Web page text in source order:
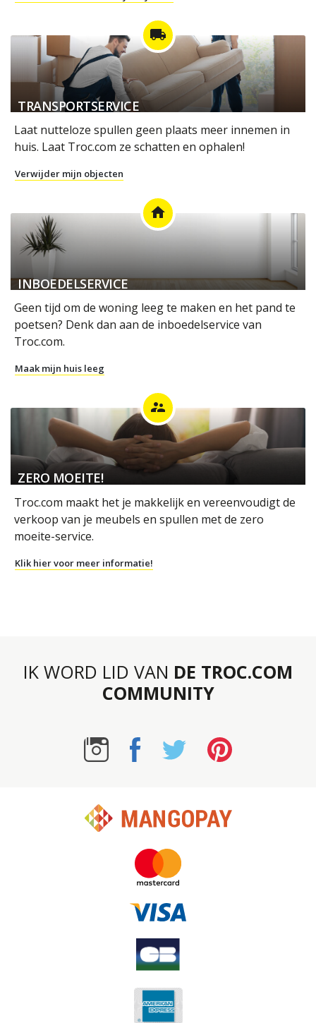
local_shipping
TRANSPORTSERVICE
Laat nutteloze spullen geen plaats meer innemen in
huis. Laat Troc.com ze schatten en ophalen!
Verwijder mijn objecten
home
INBOEDELSERVICE
Geen tijd om de woning leeg te maken en het pand te
poetsen? Denk dan aan de inboedelservice van
Troc.com.
Maak mijn huis leeg
supervisor_account
ZERO MOEITE!
Troc.com maakt het je makkelijk en vereenvoudigt de
verkoop van je meubels en spullen met de zero
moeite-service.
Klik hier voor meer informatie!
IK WORD LID VAN DE TROC.COM
COMMUNITY